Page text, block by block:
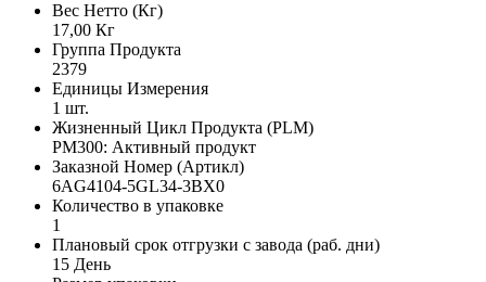
Вес Нетто (Кг)
17,00 Кг
Группа Продукта
2379
Единицы Измерения
1 шт.
Жизненный Цикл Продукта (PLM)
PM300: Активный продукт
Заказной Номер (Артикл)
6AG4104-5GL34-3BX0
Количество в упаковке
1
Плановый срок отгрузки с завода (раб. дни)
15 День